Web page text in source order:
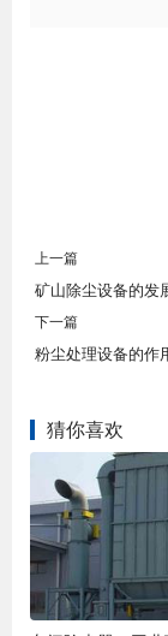
上一篇
矿山除尘设备的发
下一篇
粉尘处理设备的作
猜你喜欢